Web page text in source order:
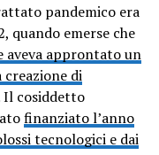
pandemico era
quando emerse che
aveva approntato un
di
Il cosiddetto
finanziato l’anno
tecnologici e dai